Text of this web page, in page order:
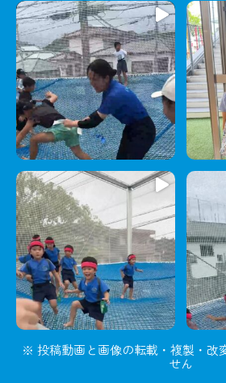
※ 投稿動画と画像の転載・複製・改
せん